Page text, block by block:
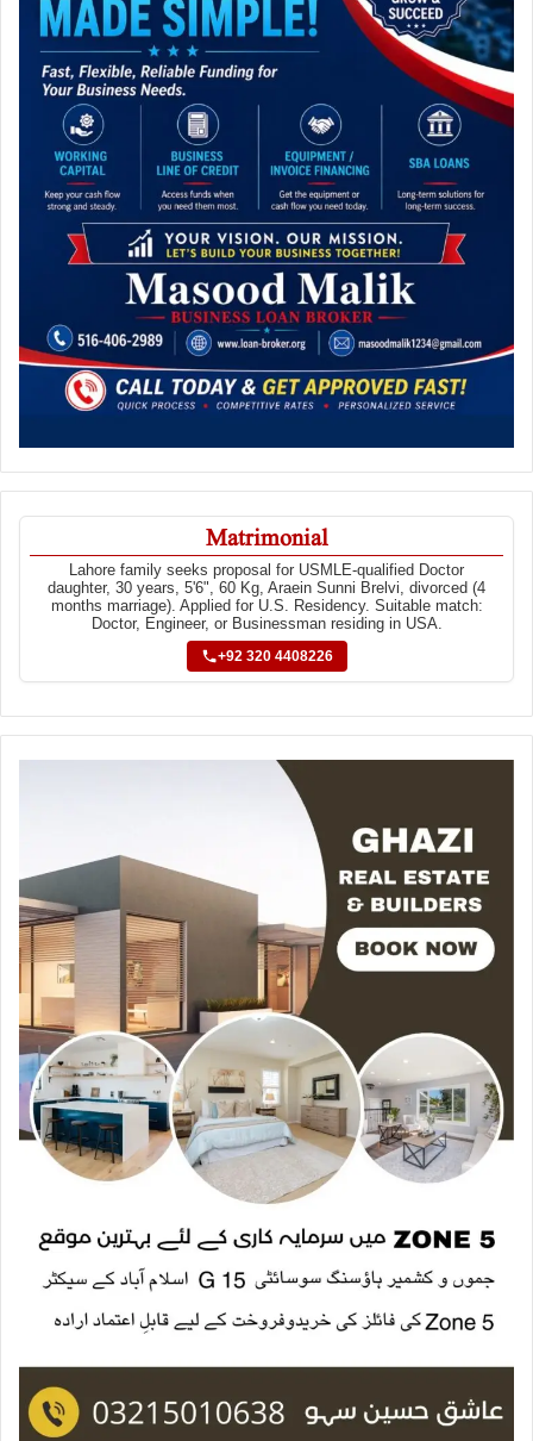
Matrimonial
Lahore family seeks proposal for USMLE-qualified Doctor
daughter, 30 years, 5'6", 60 Kg, Araein Sunni Brelvi, divorced (4
months marriage). Applied for U.S. Residency. Suitable match:
Doctor, Engineer, or Businessman residing in USA.
+92 320 4408226